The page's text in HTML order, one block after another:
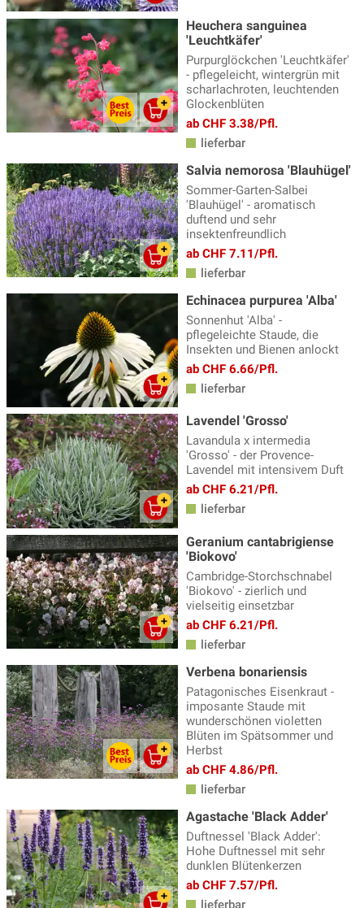
Heuchera sanguinea
'Leuchtkäfer'
Purpurglöckchen 'Leuchtkäfer'
- pflegeleicht, wintergrün mit
scharlachroten, leuchtenden
Glockenblüten
ab CHF 3.38/Pfl.
lieferbar
Salvia nemorosa 'Blauhügel'
Sommer-Garten-Salbei
'Blauhügel' - aromatisch
duftend und sehr
insektenfreundlich
ab CHF 7.11/Pfl.
lieferbar
Echinacea purpurea 'Alba'
Sonnenhut 'Alba' -
pflegeleichte Staude, die
Insekten und Bienen anlockt
ab CHF 6.66/Pfl.
lieferbar
Lavendel 'Grosso'
Lavandula x intermedia
'Grosso' - der Provence-
Lavendel mit intensivem Duft
ab CHF 6.21/Pfl.
lieferbar
Geranium cantabrigiense
'Biokovo'
Cambridge-Storchschnabel
'Biokovo' - zierlich und
vielseitig einsetzbar
ab CHF 6.21/Pfl.
lieferbar
Verbena bonariensis
Patagonisches Eisenkraut -
imposante Staude mit
wunderschönen violetten
Blüten im Spätsommer und
Herbst
ab CHF 4.86/Pfl.
lieferbar
Agastache 'Black Adder'
Duftnessel 'Black Adder':
Hohe Duftnessel mit sehr
dunklen Blütenkerzen
ab CHF 7.57/Pfl.
lieferbar